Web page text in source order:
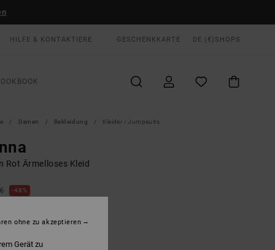
HILFE & KONTAKTIERE GESCHENKKARTE DE (€) SHOPS
Damen Bekleidung Kleider / Jumpsuits
Rot Ärmelloses Kleid
48%
RABATT EXTRA 25 %
Gerät zu
ohne zu akzeptieren